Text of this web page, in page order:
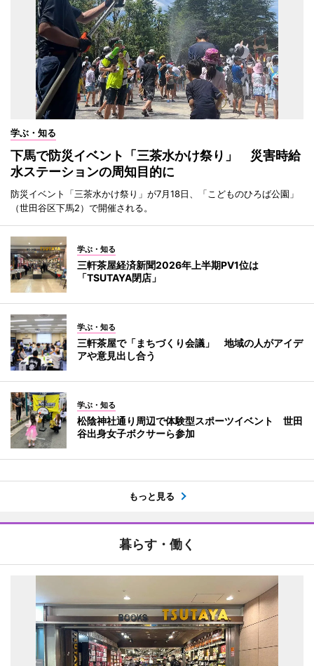
学ぶ・知る
下馬で防災イベント「三茶水かけ祭り」 災害時給
水ステーションの周知目的に
防災イベント「三茶水かけ祭り」が7月18日、「こどものひろば公園」
（世田谷区下馬2）で開催される。
学ぶ・知る
三軒茶屋経済新聞2026年上半期PV1位は
「TSUTAYA閉店」
学ぶ・知る
三軒茶屋で「まちづくり会議」 地域の人がアイデ
アや意見出し合う
学ぶ・知る
松陰神社通り周辺で体験型スポーツイベント 世田
谷出身女子ボクサーら参加
もっと見る
暮らす・働く